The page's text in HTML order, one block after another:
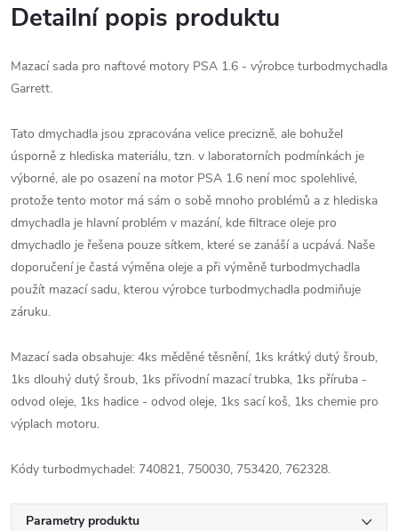
Detailní popis produktu
Mazací sada pro naftové motory PSA 1.6 - výrobce turbodmychadla
Garrett.
Tato dmychadla jsou zpracována velice precizně, ale bohužel
úsporně z hlediska materiálu, tzn. v laboratorních podmínkách je
výborné, ale po osazení na motor PSA 1.6 není moc spolehlivé,
protože tento motor má sám o sobě mnoho problémů a z hlediska
dmychadla je hlavní problém v mazání, kde filtrace oleje pro
dmychadlo je řešena pouze sítkem, které se zanáší a ucpává. Naše
doporučení je častá výměna oleje a při výměně turbodmychadla
použít mazací sadu, kterou výrobce turbodmychadla podmiňuje
záruku.
Mazací sada obsahuje: 4ks měděné těsnění, 1ks krátký dutý šroub,
1ks dlouhý dutý šroub, 1ks přívodní mazací trubka, 1ks příruba -
odvod oleje, 1ks hadice - odvod oleje, 1ks sací koš, 1ks chemie pro
výplach motoru.
Kódy turbodmychadel: 740821, 750030, 753420, 762328.
Parametry produktu